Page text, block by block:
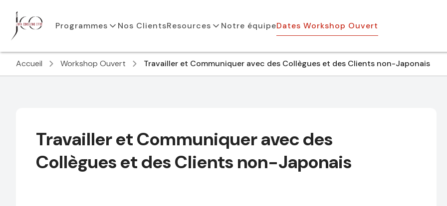
Programmes Nos ClientsResources Notre équipeDates Workshop Ouvert
Accueil Workshop Ouvert Travailler et Communiquer avec des Collègues et des Clients non-Japonais
Travailler et Communiquer avec des
Collègues et des Clients non-Japonais